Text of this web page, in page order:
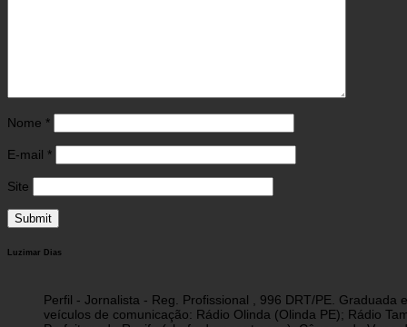
Nome *
E-mail *
Site
Luzimar Dias
Perfil - Jornalista - Reg. Profissional , 996 DRT/PE.
veículos de comunicação: Rádio Olinda (Olinda PE); Rádio